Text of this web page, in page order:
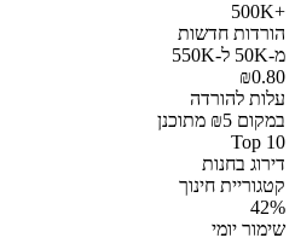
+500K
הורדות חדשות
מ-50K ל-550K
₪0.80
עלות להורדה
במקום ₪5 מתוכנן
Top 10
דירוג בחנות
קטגוריית חינוך
42%
שימור יומי